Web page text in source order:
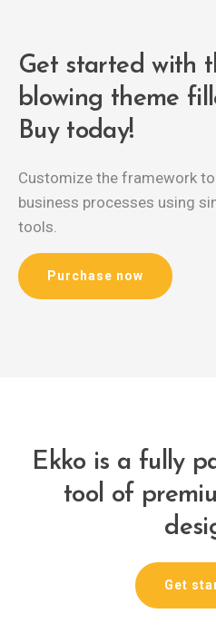
Get started with
blowing theme
Buy today!
Customize the framework
business processes using
tools.
Purchase now
Ekko is a fully
tool of
Get